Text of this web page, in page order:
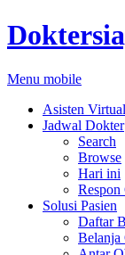
Menu mobile
Asisten Virtual
Jadwal Dokter
Search
Browse
Hari ini
Respon
Solusi Pasien
Daftar
Belanja